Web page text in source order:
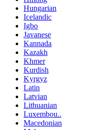
Hungarian
Icelandic
Igbo
Javanese
Kannada
Kazakh
Khmer
Kurdish
Kyrgyz
Latin
Latvian
Lithuanian
Luxembou..
Macedonian